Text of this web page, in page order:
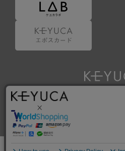
Copyright © KAWAJUN Co.,